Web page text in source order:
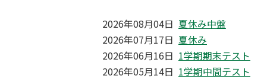
2026年08月04日 夏休み中盤
2026年07月17日 夏休み
2026年06月16日 1学期期末テスト
2026年05月14日 1学期中間テスト